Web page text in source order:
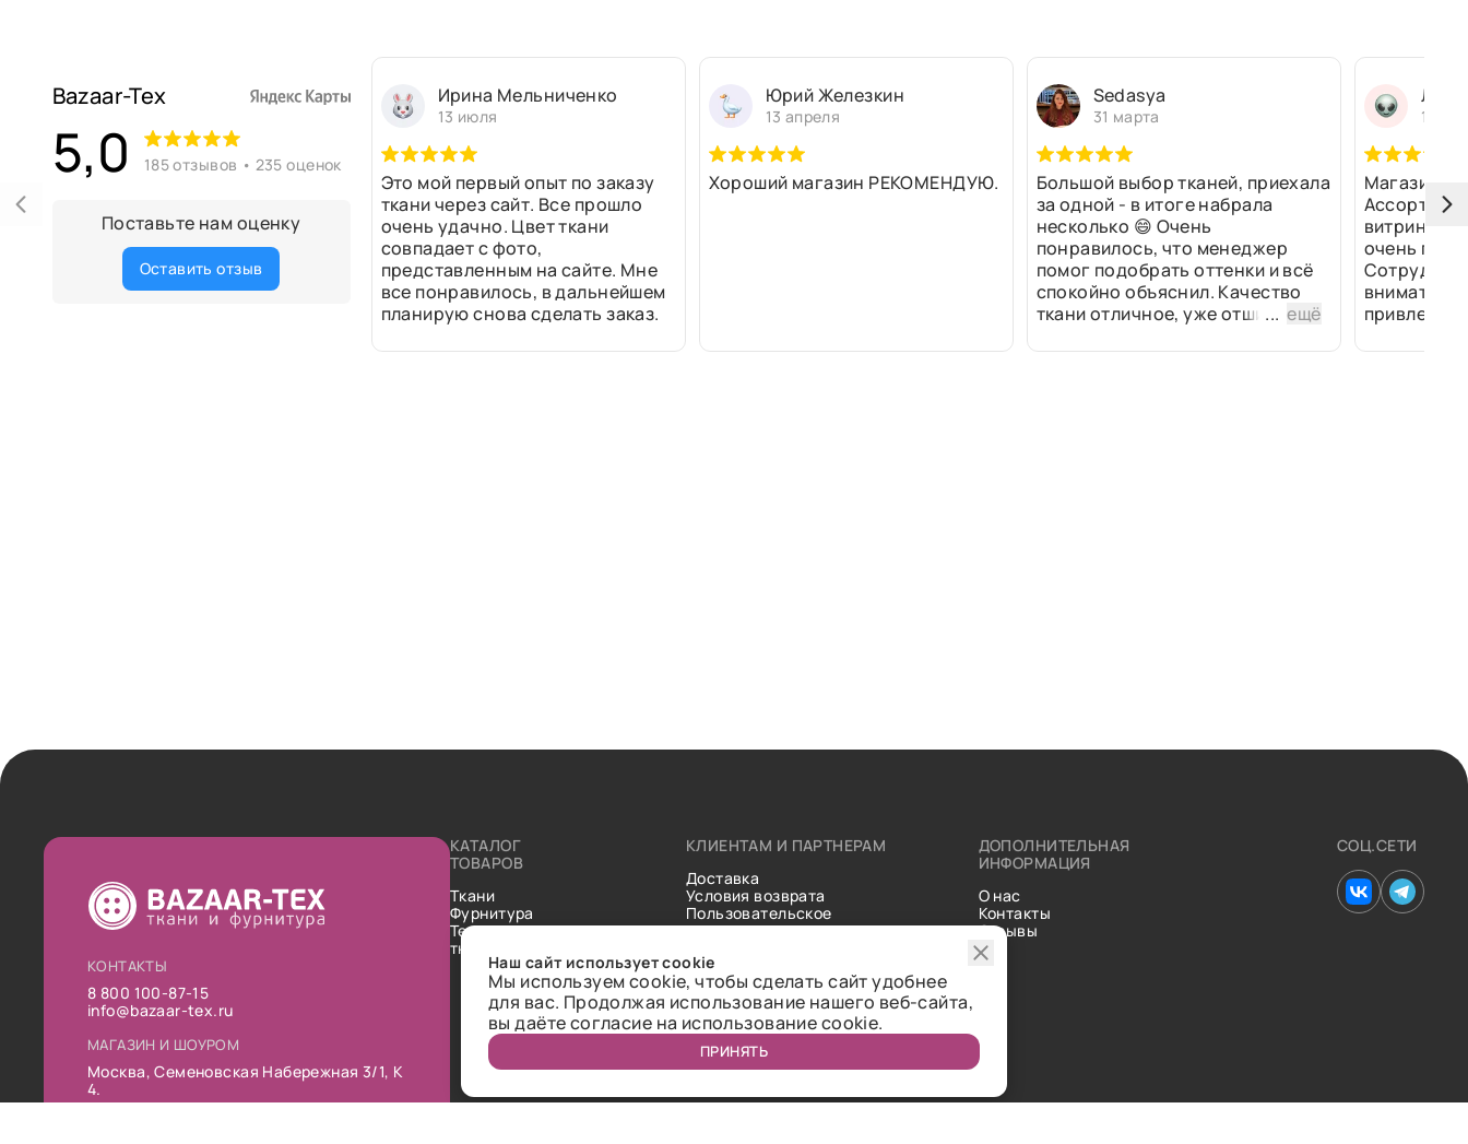
Bazaar-Tex
5,0 185 отзывов • 235 оценок
Поставьте нам оценку
Оставить отзыв
Ирина Мельниченко
13 июля
Это мой первый опыт по заказу
ткани через сайт. Все прошло
очень удачно. Цвет ткани
совпадает с фото,
представленным на сайте. Мне
все понравилось, в дальнейшем
планирую снова сделать заказ.
Юрий Железкин
13 апреля
Хороший магазин РЕКОМЕНДУЮ.
Sedasya
31 марта
Большой выбор тканей, приехала
за одной - в итоге набрала
несколько 😄 Очень
понравилось, что менеджер
помог подобрать оттенки и всё
спокойно объяснил. Качество
ткани отличное, уже отшили...ещё
13
Магазин
витринах
очень
привлек
рулоны
КОНТАКТЫ
8 800 100-87-15
info@bazaar-tex.ru
МАГАЗИН И ШОУРОМ
Москва, Семеновская Набережная 3/1, К
4.
КАТАЛОГ
ТОВАРОВ
Ткани
Фурнитура
Технические
ткани
КЛИЕНТАМ И ПАРТНЕРАМ
Доставка
Условия возврата
Пользовательское
соглашение
Статьи
ДОПОЛНИТЕЛЬНАЯ
ИНФОРМАЦИЯ
О нас
Контакты
Отзывы
СОЦ.СЕТИ
Наш сайт использует cookie
Мы используем cookie, чтобы сделать сайт удобнее
для вас. Продолжая использование нашего веб-сайта,
вы даёте согласие на использование cookie.
ПРИНЯТЬ